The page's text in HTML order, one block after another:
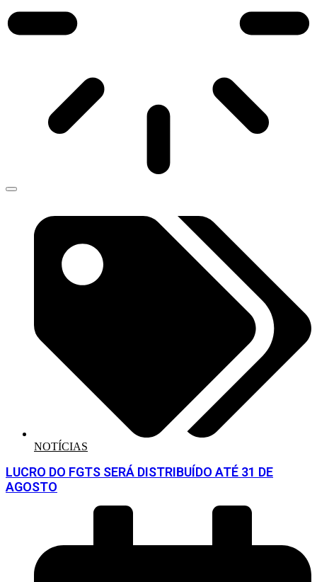
NOTÍCIAS
LUCRO DO FGTS SERÁ DISTRIBUÍDO ATÉ 31 DE
AGOSTO